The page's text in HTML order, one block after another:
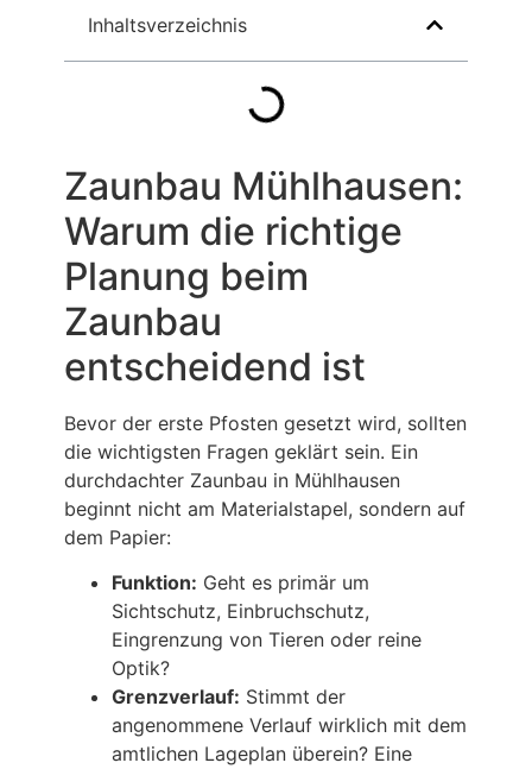
Inhaltsverzeichnis
Zaunbau Mühlhausen:
Warum die richtige
Planung beim
Zaunbau
entscheidend ist
Bevor der erste Pfosten gesetzt wird, sollten
die wichtigsten Fragen geklärt sein. Ein
durchdachter Zaunbau in Mühlhausen
beginnt nicht am Materialstapel, sondern auf
dem Papier:
Funktion: Geht es primär um
Sichtschutz, Einbruchschutz,
Eingrenzung von Tieren oder reine
Optik?
Grenzverlauf: Stimmt der
angenommene Verlauf wirklich mit dem
amtlichen Lageplan überein? Eine